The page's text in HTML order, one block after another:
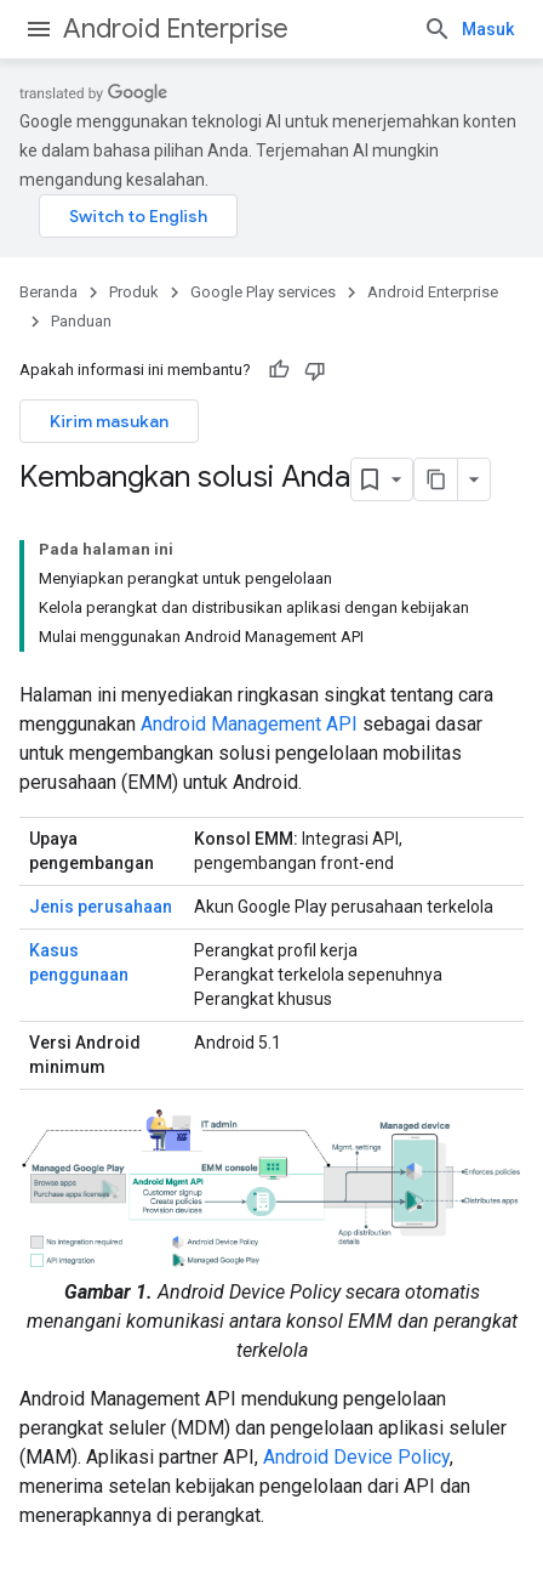
Android Enterprise Masuk
Google menggunakan teknologi AI untuk menerjemahkan konten
ke dalam bahasa pilihan Anda. Terjemahan AI mungkin
mengandung kesalahan.
Beranda Produk Google Play services
Android Enterprise
Panduan
Apakah informasi ini membantu?
Kirim masukan
Kembangkan solusi Anda
Pada halaman ini
Menyiapkan perangkat untuk pengelolaan
Kelola perangkat dan distribusikan aplikasi dengan kebijakan
Mulai menggunakan Android Management API
Halaman ini menyediakan ringkasan singkat tentang cara
menggunakan Android Management API sebagai dasar
untuk mengembangkan solusi pengelolaan mobilitas
perusahaan (EMM) untuk Android.
Upaya
pengembangan
Konsol EMM: Integrasi API,
pengembangan front-end
Jenis perusahaan Akun Google Play perusahaan terkelola
Kasus
penggunaan
Perangkat profil kerja
Perangkat terkelola sepenuhnya
Perangkat khusus
Versi Android
minimum
Android 5.1
Gambar 1. Android Device Policy secara otomatis
menangani komunikasi antara konsol EMM dan perangkat
terkelola
Android Management API mendukung pengelolaan
perangkat seluler (MDM) dan pengelolaan aplikasi seluler
(MAM). Aplikasi partner API, Android Device Policy,
menerima setelan kebijakan pengelolaan dari API dan
menerapkannya di perangkat.